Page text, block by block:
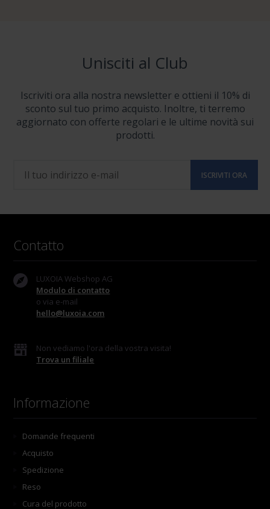
Unisciti al Club
Iscriviti ora alla nostra newsletter e ottieni il 10% di
sconto sul tuo primo acquisto. Inoltre, ti terremo
aggiornato con offerte regolari e le ultime novità sui
prodotti.
Contatto
LUXOIA Webshop AG
Modulo di contatto
o via e-mail
hello@luxoia.com
Non vediamo l'ora della vostra visita!
Trova un filiale
Informazione
Domande frequenti
Acquisto
Spedizione
Reso
Cura del prodotto